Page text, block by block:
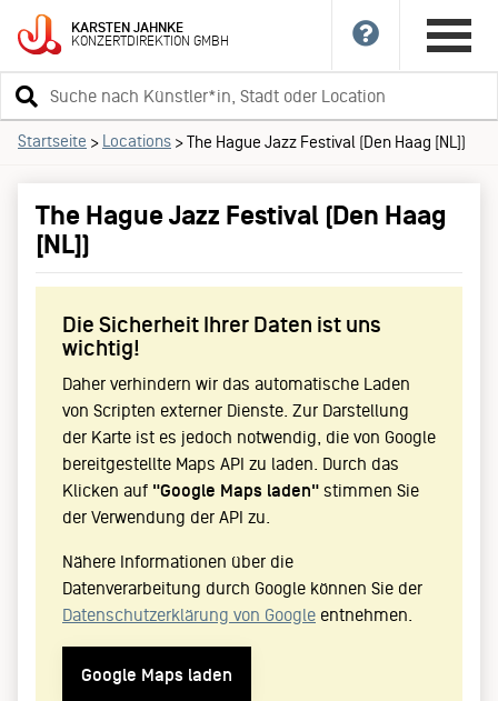
KARSTENJAHNKE
KONZERTDIREKTIONGMBH
Suchbegriff
eingeben
Startseite > Locations >The Hague Jazz Festival (Den Haag [NL])
The Hague Jazz Festival (Den Haag
[NL])
Die Sicherheit Ihrer Daten ist uns
wichtig!
Daher verhindern wir das automatische Laden
von Scripten externer Dienste. Zur Darstellung
der Karte ist es jedoch notwendig, die von Google
bereitgestellte Maps API zu laden. Durch das
Klicken auf "Google Maps laden" stimmen Sie
der Verwendung der API zu.
Nähere Informationen über die
Datenverarbeitung durch Google können Sie der
Datenschutzerklärung von Google entnehmen.
Google Maps laden